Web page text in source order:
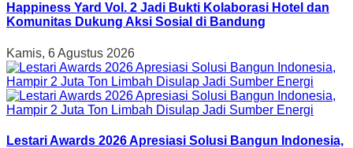
Happiness Yard Vol. 2 Jadi Bukti Kolaborasi Hotel dan
Komunitas Dukung Aksi Sosial di Bandung
Kamis, 6 Agustus 2026
Lestari Awards 2026 Apresiasi Solusi Bangun Indonesia,